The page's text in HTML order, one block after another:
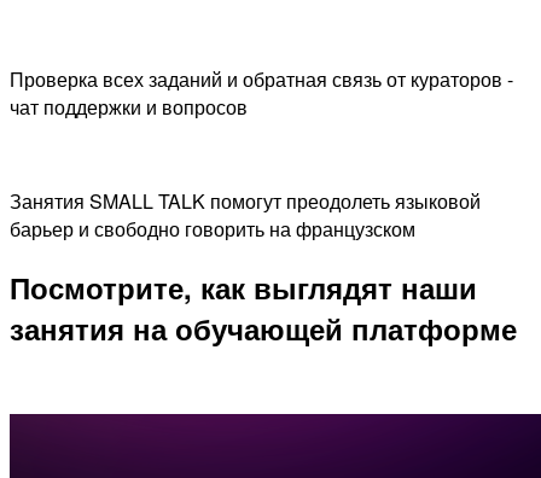
Проверка всех заданий и обратная связь от кураторов -
чат поддержки и вопросов
Занятия SMALL TALK помогут преодолеть языковой
барьер и свободно говорить на французском
Посмотрите, как выглядят наши
занятия на обучающей платформе